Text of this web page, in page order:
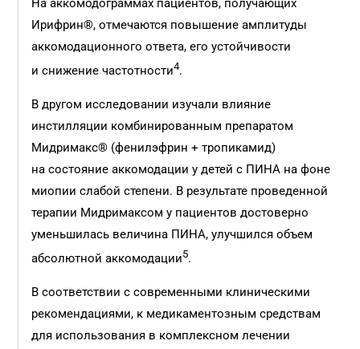
На аккомодограммах пациентов, получающих
Ирифрин®, отмечаются повышение амплитуды
аккомодационного ответа, его устойчивости
и снижение частотности4.
В другом исследовании изучали влияние
инстилляции комбинированным препаратом
Мидримакс® (фенилэфрин + тропикамид)
на состояние аккомодации у детей с ПИНА на фоне
миопии слабой степени. В результате проведенной
терапии Мидримаксом у пациентов достоверно
уменьшилась величина ПИНА, улучшился объем
абсолютной аккомодации5.
В соответствии с современными клиническими
рекомендациями, к медикаментозным средствам
для использования в комплексном лечении